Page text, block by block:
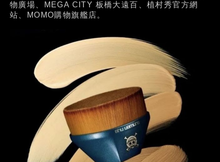
物廣場、MEGA CITY 板橋大遠百、植村秀官方網
站、MOMO購物旗艦店。